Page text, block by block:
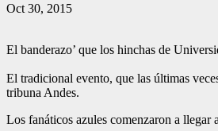
Oct 30, 2015
El banderazo’ que los hinchas de
El tradicional evento, que las últimas
tribuna Andes.
Los fanáticos azules comenzaron a llegar